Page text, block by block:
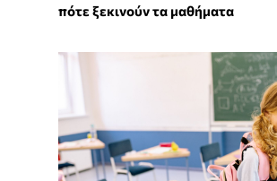
πότε ξεκινούν τα μαθήματα